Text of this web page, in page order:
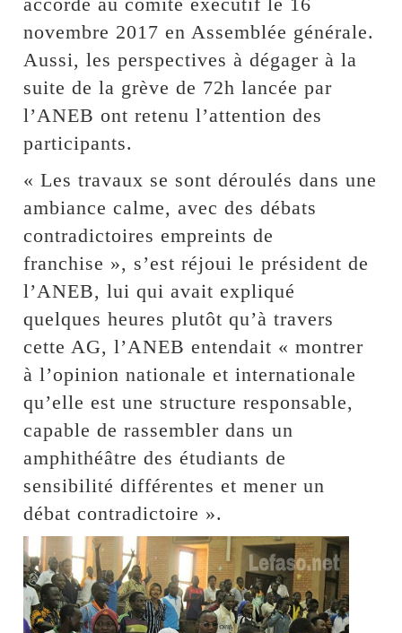
novembre 2017 en Assemblée générale.
Aussi, les perspectives à dégager à la
suite de la grève de 72h lancée par
l’ANEB ont retenu l’attention des
participants.
« Les travaux se sont déroulés dans une
ambiance calme, avec des débats
contradictoires empreints de
franchise », s’est réjoui le président de
l’ANEB, lui qui avait expliqué
quelques heures plutôt qu’à travers
cette AG, l’ANEB entendait « montrer
à l’opinion nationale et internationale
qu’elle est une structure responsable,
capable de rassembler dans un
amphithéâtre des étudiants de
sensibilité différentes et mener un
débat contradictoire ».